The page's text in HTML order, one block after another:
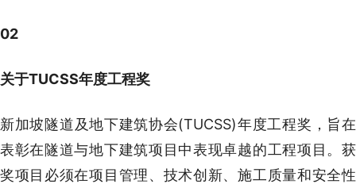
02
关于TUCSS年度工程奖
新加坡隧道及地下建筑协会(TUCSS)年度工程奖，旨在
表彰在隧道与地下建筑项目中表现卓越的工程项目。获
奖项目必须在项目管理、技术创新、施工质量和安全性